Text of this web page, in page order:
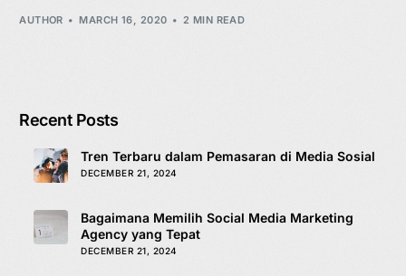
AUTHOR MARCH 16, 2020 2 MIN READ
Recent Posts
Tren Terbaru dalam Pemasaran di Media Sosial
DECEMBER 21, 2024
Bagaimana Memilih Social Media Marketing
Agency yang Tepat
DECEMBER 21, 2024